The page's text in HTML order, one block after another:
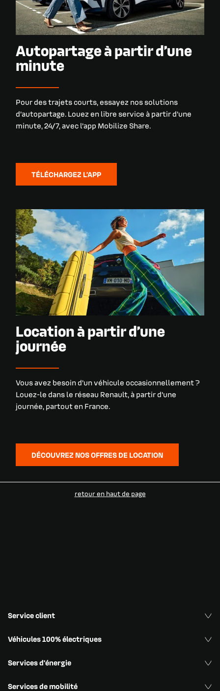
Autopartage à partir d’une
minute
Pour des trajets courts, essayez nos solutions
d’autopartage. Louez en libre service à partir d’une
minute, 24/7, avec l’app Mobilize Share.
TÉLÉCHARGEZ L’APP
Location à partir d’une
journée
Vous avez besoin d’un véhicule occasionnellement ?
Louez-le dans le réseau Renault, à partir d’une
journée, partout en France.
DÉCOUVREZ NOS OFFRES DE LOCATION
retour en haut de page​
Service client
Véhicules 100% électriques
Services d'énergie
Services de mobilité